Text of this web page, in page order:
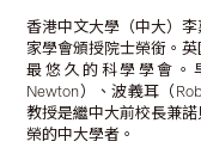
香港中文大學（中大）
家學會頒授院士榮銜。
最悠久的科學學會。
Newton）、波義耳（
教授是繼中大前校長兼
榮的中大學者。